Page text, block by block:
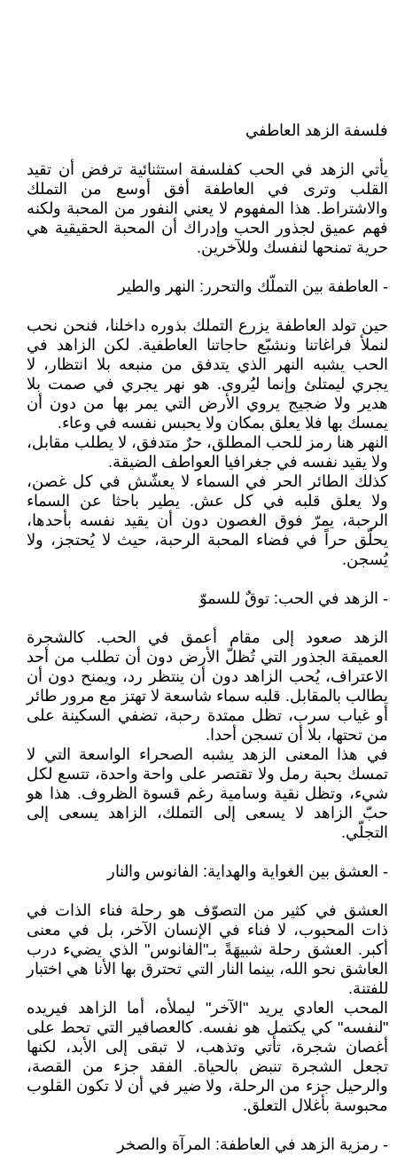
فلسفة الزهد العاطفي
يأتي الزهد في الحب كفلسفة استثنائية ترفض أن تقيد
القلب وترى في العاطفة أفق أوسع من التملك
والاشتراط. هذا المفهوم لا يعني النفور من المحبة ولكنه
فهم عميق لجذور الحب وإدراك أن المحبة الحقيقية هي
حرية تمنحها لنفسك وللآخرين.
- العاطفة بين التملّك والتحرر: النهر والطير
حين تولد العاطفة يزرع التملك بذوره داخلنا، فنحن نحب
لنملأ فراغاتنا ونشبّع حاجاتنا العاطفية. لكن الزاهد في
الحب يشبه النهر الذي يتدفق من منبعه بلا انتظار، لا
يجري ليمتلئ وإنما ليُروى. هو نهر يجري في صمت بلا
هدير ولا ضجيج يروي الأرض التي يمر بها من دون أن
يمسك بها فلا يعلق بمكان ولا يحبس نفسه في وعاء.
النهر هنا رمز للحب المطلق، حرٌ متدفق، لا يطلب مقابل،
ولا يقيد نفسه في جغرافيا العواطف الضيقة.
كذلك الطائر الحر في السماء لا يعشّش في كل غصن،
ولا يعلق قلبه في كل عش. يطير باحثا عن السماء
الرحبة، يمرّ فوق الغصون دون أن يقيد نفسه بأحدها،
يحلّق حراً في فضاء المحبة الرحبة، حيث لا يُحتجز، ولا
يُسجن.
- الزهد في الحب: توقٌ للسموّ
الزهد صعود إلى مقام أعمق في الحب. كالشجرة
العميقة الجذور التي تُظلّ الأرض دون أن تطلب من أحد
الاعتراف، يُحب الزاهد دون أن ينتظر رد، ويمنح دون أن
يطالب بالمقابل. قلبه سماء شاسعة لا تهتز مع مرور طائر
أو غياب سرب، تظل ممتدة رحبة، تضفي السكينة على
من تحتها، بلا أن تسجن أحدا.
في هذا المعنى الزهد يشبه الصحراء الواسعة التي لا
تمسك بحبة رمل ولا تقتصر على واحة واحدة، تتسع لكل
شيء، وتظل نقية وسامية رغم قسوة الظروف. هذا هو
حبّ الزاهد لا يسعى إلى التملك، الزاهد يسعى إلى
التجلّي.
- العشق بين الغواية والهداية: الفانوس والنار
العشق في كثير من التصوّف هو رحلة فناء الذات في
ذات المحبوب، لا فناء في الإنسان الآخر، بل في معنى
أكبر. العشق رحلة شبيهَةً بـ"الفانوس" الذي يضيء درب
العاشق نحو الله، بينما النار التي تحترق بها الأنا هي اختبار
للفتنة.
المحب العادي يريد "الآخر" ليملأه، أما الزاهد فيريده
"لنفسه" كي يكتمل هو نفسه. كالعصافير التي تحط على
أغصان شجرة، تأتي وتذهب، لا تبقى إلى الأبد، لكنها
تجعل الشجرة تنبض بالحياة. الفقد جزء من القصة،
والرحيل جزء من الرحلة، ولا ضير في أن لا تكون القلوب
محبوسة بأغلال التعلق.
- رمزية الزهد في العاطفة: المرآة والصخر